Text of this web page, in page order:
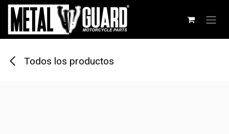
Ir al contenido
Todos los productos